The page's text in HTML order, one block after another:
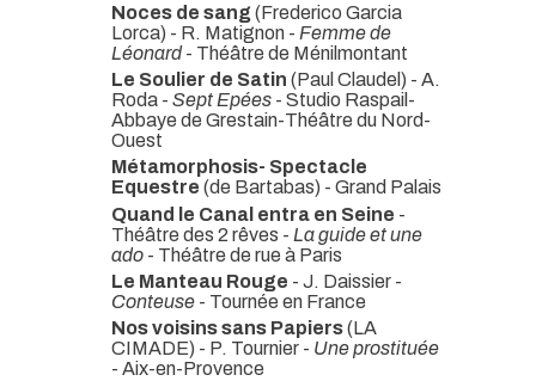
Noces de sang (Frederico Garcia
Lorca) - R. Matignon - Femme de
Léonard- Théâtre de Ménilmontant
Le Soulier de Satin (Paul Claudel) - A.
Roda - Sept Epées - Studio Raspail-
Abbaye de Grestain-Théâtre du Nord-
Ouest
Métamorphosis- Spectacle
Equestre (de Bartabas) - Grand Palais
Quand le Canal entra en Seine -
Théâtre des 2 rêves - La guide et une
ado - Théâtre de rue à Paris
Le Manteau Rouge - J. Daissier -
Conteuse - Tournée en France
Nos voisins sans Papiers(LA
CIMADE) - P. Tournier - Une prostituée
- Aix-en-Provence